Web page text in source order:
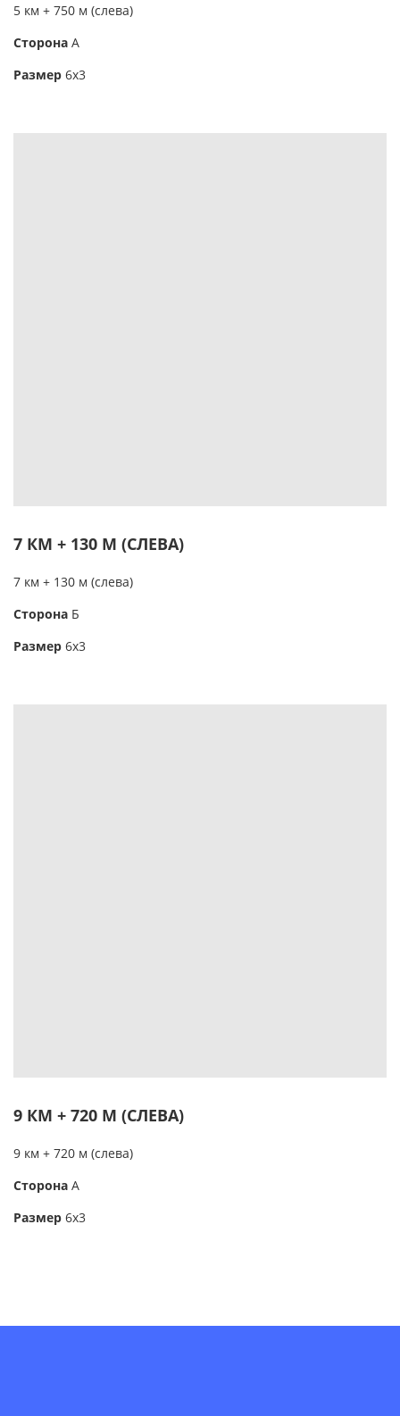
5 км + 750 м (слева)
Сторона А
Размер 6х3
7 КМ + 130 М (СЛЕВА)
7 км + 130 м (слева)
Сторона Б
Размер 6х3
9 КМ + 720 М (СЛЕВА)
9 км + 720 м (слева)
Сторона А
Размер 6х3